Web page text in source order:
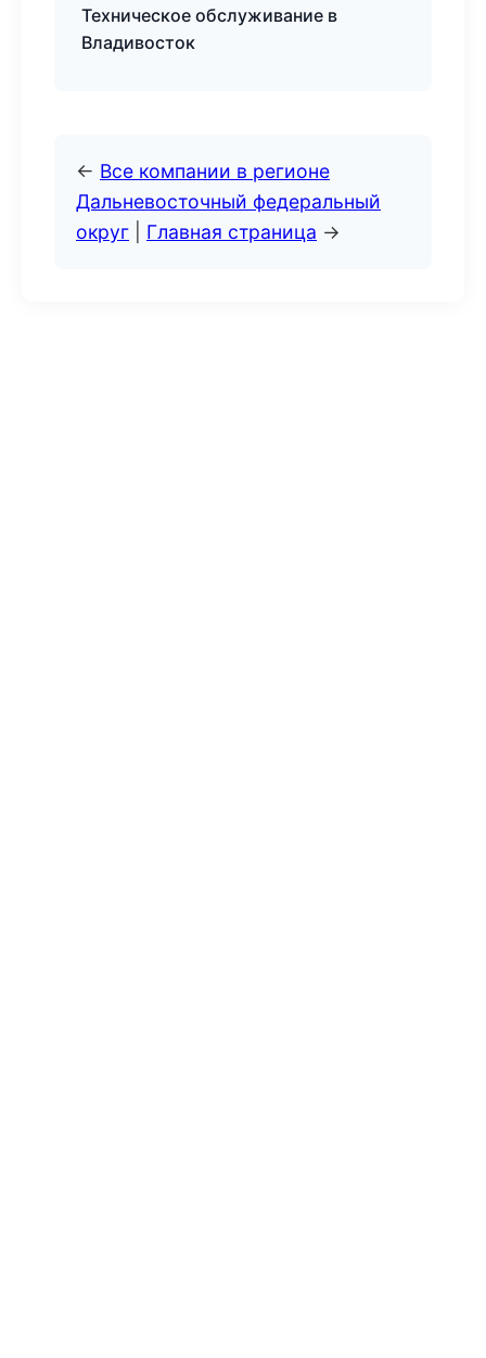
Техническое обслуживание в
Владивосток
← Все компании в регионе
Дальневосточный федеральный
округ
Главная страница →